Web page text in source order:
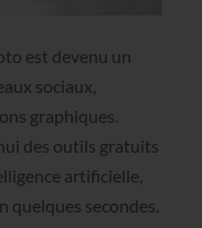
est devenu un
sociaux,
graphiques.
des outils gratuits
artificielle,
quelques secondes.